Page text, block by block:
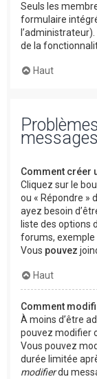
Seuls les
formulaire
de la
Haut
messages
Comment créer
Cliquez sur le
ou « Répondre »
ayez besoin
liste des options
forums, exemple
Vous pouvez
Haut
Comment
À moins d’être
pouvez modifier
Vous pouvez
durée limitée
modifierdu